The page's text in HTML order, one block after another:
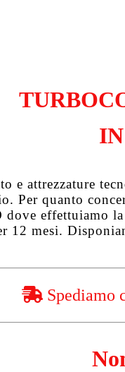
e attrezzature
Per quanto
dove effettuiamo
12 mesi.
Spediamo